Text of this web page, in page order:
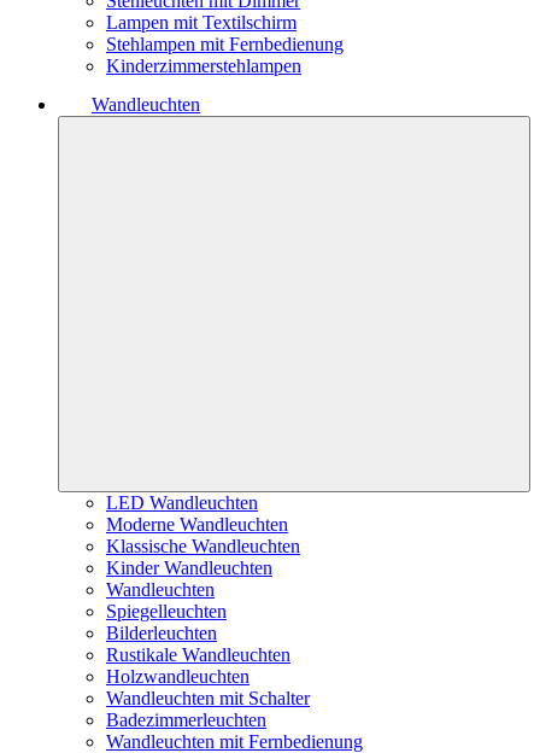
Lampen mit Textilschirm
Stehlampen mit Fernbedienung
Kinderzimmerstehlampen
Wandleuchten
LED Wandleuchten
Moderne Wandleuchten
Klassische Wandleuchten
Kinder Wandleuchten
Wandleuchten
Spiegelleuchten
Bilderleuchten
Rustikale Wandleuchten
Holzwandleuchten
Wandleuchten mit Schalter
Badezimmerleuchten
Wandleuchten mit Fernbedienung